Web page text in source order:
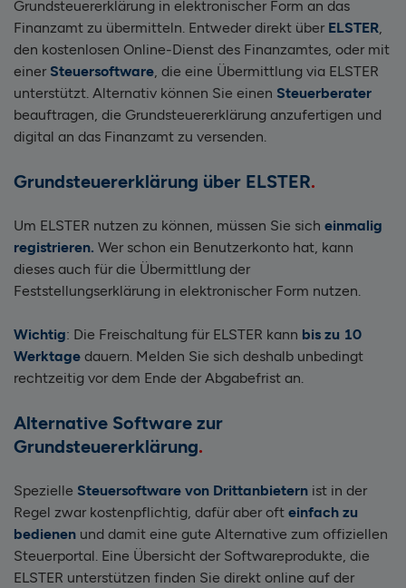
Grundsteuererklärung in elektronischer Form an das
Finanzamt zu übermitteln. Entweder direkt über ELSTER,
den kostenlosen Online-Dienst des Finanzamtes, oder mit
einer Steuersoftware, die eine Übermittlung via ELSTER
unterstützt. Alternativ können Sie einen Steuerberater
beauftragen, die Grundsteuererklärung anzufertigen und
digital an das Finanzamt zu versenden.
Grundsteuererklärung über ELSTER
Um ELSTER nutzen zu können, müssen Sie sich einmalig
registrieren. Wer schon ein Benutzerkonto hat, kann
dieses auch für die Übermittlung der
Feststellungserklärung in elektronischer Form nutzen.
Wichtig: Die Freischaltung für ELSTER kann bis zu 10
Werktage dauern. Melden Sie sich deshalb unbedingt
rechtzeitig vor dem Ende der Abgabefrist an.
Alternative Software zur
Grundsteuererklärung
Spezielle Steuersoftware von Drittanbietern ist in der
Regel zwar kostenpflichtig, dafür aber oft einfach zu
bedienen und damit eine gute Alternative zum offiziellen
Steuerportal. Eine Übersicht der Softwareprodukte, die
ELSTER unterstützen finden Sie direkt online auf der